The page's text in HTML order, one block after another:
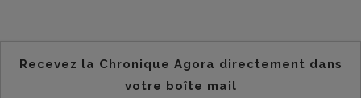
Recevez la Chronique Agora directement dans
votre boîte mail